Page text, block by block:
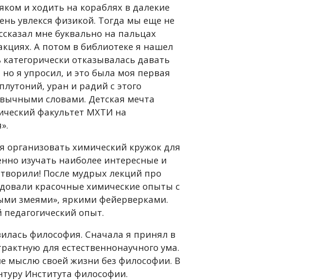
и ходить на кораблях в далекие
увлекся физикой. Тогда мы еще не
мне буквально на пальцах
А потом в библиотеке я нашел
отказывалась давать
я упросил, и это была моя первая
уран и радий с этого
словами. Детская мечта
факультет МХТИ на
организовать химический кружок для
изучать наиболее интересные и
После мудрых лекций про
красочные химические опыты с
змеями», яркими фейерверками.
опыт.
философия. Сначала я принял в
для естественнонаучного ума.
мыслю своей жизни без философии. В
Института философии.